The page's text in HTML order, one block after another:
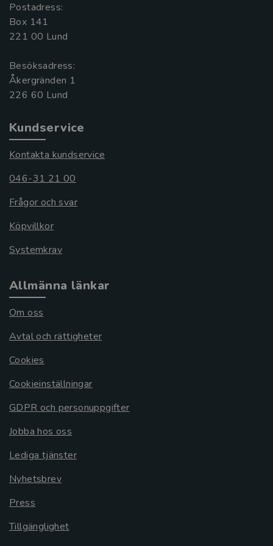
Postadress:
Box 141
221 00 Lund
Besöksadress:
Åkergränden 1
Kundservice
Kontakta kundservice
046-31 21 00
Frågor och svar
Köpvillkor
Systemkrav
Allmänna länkar
Om oss
Avtal och rättigheter
Cookies
Cookieinställningar
GDPR och personuppgifter
Jobba hos oss
Lediga tjänster
Nyhetsbrev
Press
Tillgänglighet